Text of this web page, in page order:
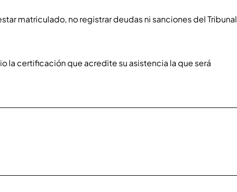
matriculado, no registrar deudas ni sanciones del Tribunal
la certificación que acredite su asistencia la que será